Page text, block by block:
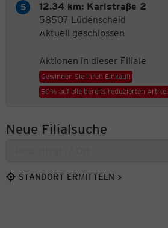
12.34 km: Karlstraße 2
58507 Lüdenscheid
Aktuell geschlossen
Aktionen in dieser Filiale
Gewinnen Sie Ihren Einkauf!
50% auf alle bereits reduzierten Artikel
Neue Filialsuche
STANDORT ERMITTELN